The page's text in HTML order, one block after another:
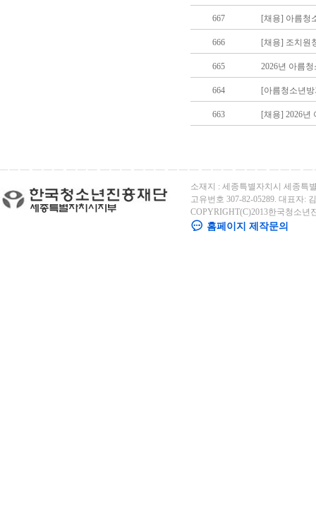
667 [채용] 아름청
666 [채용] 조치원
665 2026년 아름
664 [아름청소년
663 [채용] 2026년
소재지 : 세종특별자치시 세종특
고유번호 307-82-05289. 대표자:
COPYRIGHT(C)2013한국청소년
홈페이지 제작문의